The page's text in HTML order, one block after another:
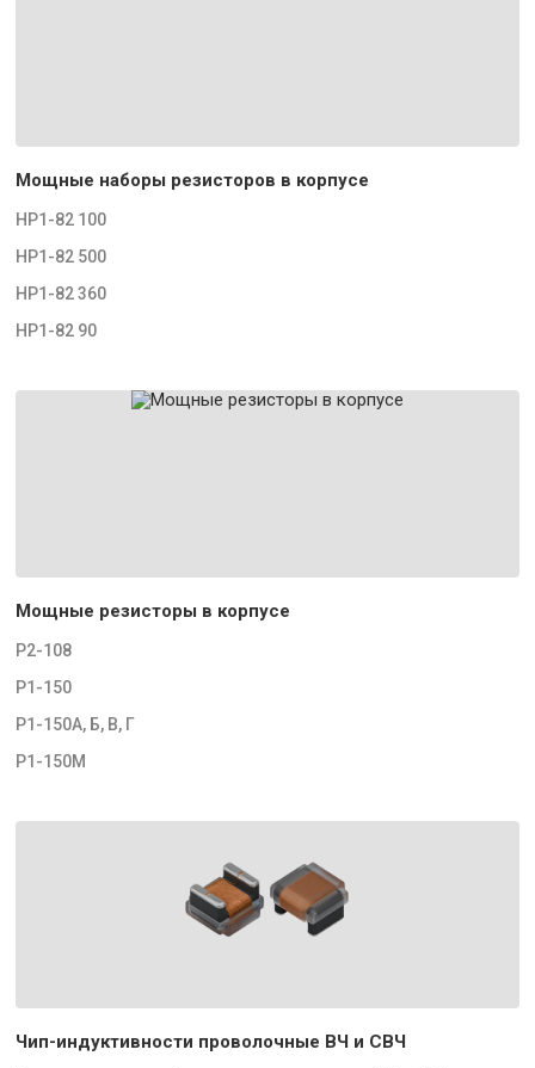
Мощные наборы резисторов в корпусе
НР1-82 100
НР1-82 500
НР1-82 360
НР1-82 90
Мощные резисторы в корпусе
Р2-108
Р1-150
Р1-150А, Б, В, Г
Р1-150М
Чип-индуктивности проволочные ВЧ и СВЧ